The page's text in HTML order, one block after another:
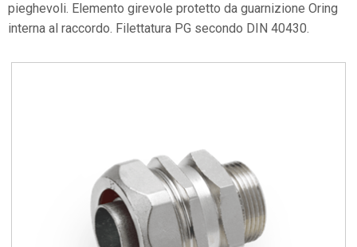
pieghevoli. Elemento girevole protetto da guarnizione Oring
interna al raccordo. Filettatura PG secondo DIN 40430.